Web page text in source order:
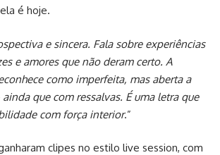
é hoje.
e sincera. Fala sobre experiências
e amores que não deram certo. A
como imperfeita, mas aberta a
que com ressalvas. É uma letra que
com força interior.”
clipes no estilo live session, com